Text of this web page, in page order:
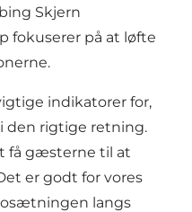
Skjern
fokuserer på at løfte
indikatorer for,
den rigtige retning.
få gæsterne til at
er godt for vores
langs